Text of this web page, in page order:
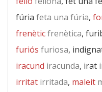
fúria feta una fúria,
frenèticfrenètica,
furiós furiosa,
iracund iracunda, irat
irritat irritada, maleit